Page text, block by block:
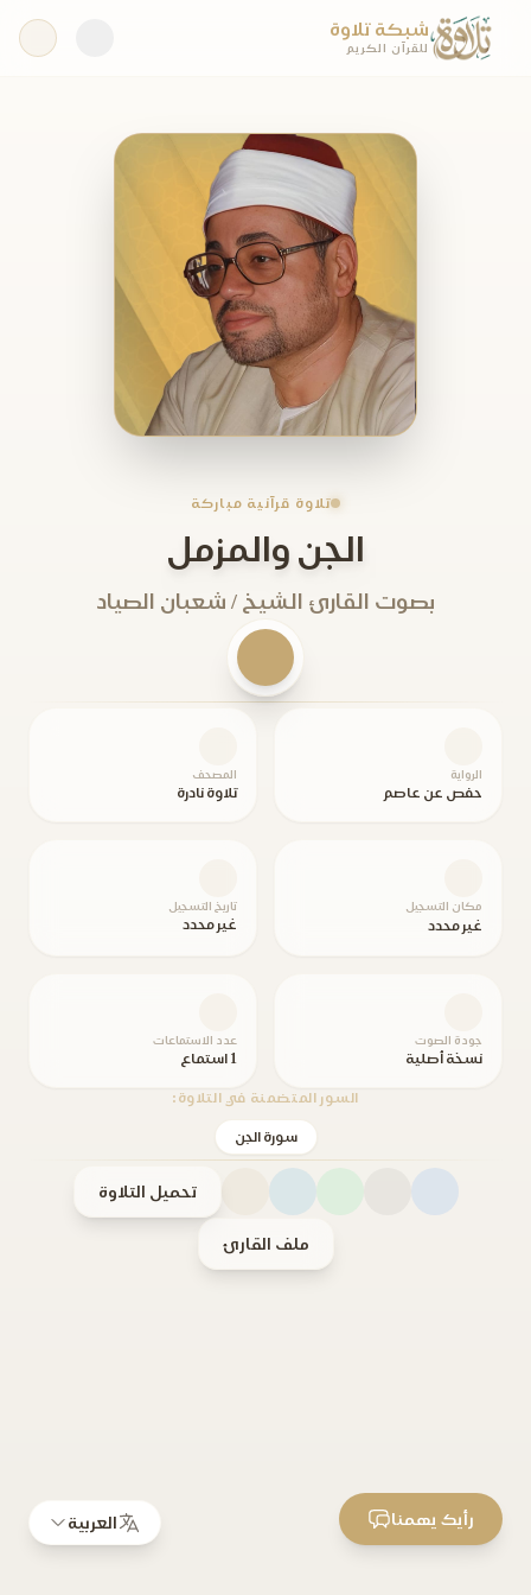
شبكة تلاوة
للقرآن الكريم
تلاوة قرآنية مباركة
الجن والمزمل
بصوت القارئ الشيخ / شعبان الصياد
الرواية
حفص عن عاصم
المصحف
تلاوة نادرة
مكان التسجيل
غير محدد
تاريخ التسجيل
غير محدد
جودة الصوت
نسخة أصلية
عدد الاستماعات
1 استماع
السور المتضمنة في التلاوة:
سورة الجن
تحميل التلاوة
ملف القارئ
العربية رأيك يهمنا